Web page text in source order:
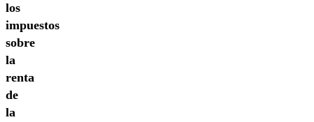
los
impuestos
sobre
la
renta
de
la